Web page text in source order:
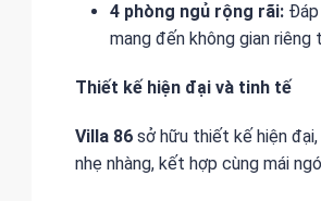
4 phòng ngủ rộng rãi:
mang đến không gian riêng
Thiết kế hiện đại và tinh tế
Villa 86 sở hữu thiết kế hiện
nhẹ nhàng, kết hợp cùng mái